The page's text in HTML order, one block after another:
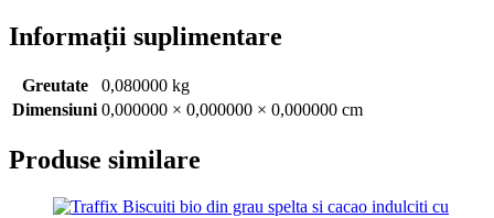
Informații suplimentare
Greutate
0,080000 kg
Dimensiuni 0,000000 × 0,000000 × 0,000000 cm
Produse similare